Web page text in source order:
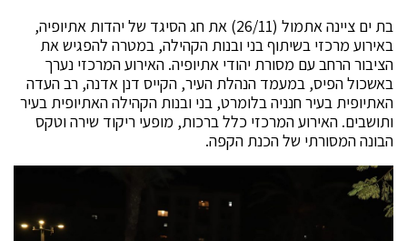
בת ים ציינה אתמול (26/11) את חג הסיגד של יהדות אתיופיה,
באירוע מרכזי בשיתוף בני ובנות הקהילה, במטרה להפגיש את
הציבור הרחב עם מסורת יהודי אתיופיה. האירוע המרכזי נערך
באשכול הפיס, במעמד הנהלת העיר, הקייס דנן אדנה, רב העדה
האתיופית בעיר חנניה בלומרט, בני ובנות הקהילה האתיופית בעיר
ותושבים. האירוע המרכזי כלל ברכות, מופעי ריקוד שירה וטקס
הבונה המסורתי של הכנת הקפה.